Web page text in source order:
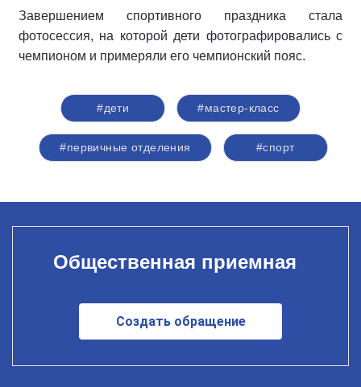
Завершением спортивного праздника стала
фотосессия, на которой дети фотографировались с
чемпионом и примеряли его чемпионский пояс.
#дети #мастер-класс
#первичные отделения #спорт
Общественная приемная
Создать обращение